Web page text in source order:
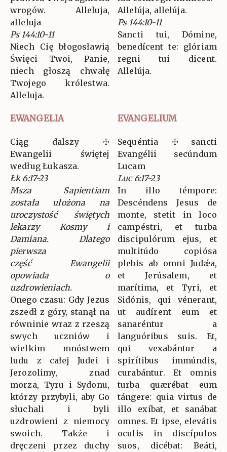
wrogów. Alleluja,
alleluja
Ps 144:10-11
Niech Cię błogosławią
Święci Twoi, Panie,
niech głoszą chwałę
Twojego królestwa.
Alleluja.
Allelúja, allelúja.
Ps 144:10-11
Sancti tui, Dómine,
benedícent te: glóriam
regni tui dicent.
Allelúja.
EWANGELIA EVANGELIUM
Ciąg dalszy ☩
Ewangelii świętej
według Łukasza.
Łk 6:17-23
Msza Sapientiam
została ułożona na
uroczystość świętych
lekarzy Kosmy i
Damiana. Dlatego
pierwsza
część Ewangelii
opowiada o
uzdrowieniach.
Onego czasu: Gdy Jezus
zszedł z góry, stanął na
równinie wraz z rzeszą
swych uczniów i
wielkim mnóstwem
ludu z całej Judei i
Jerozolimy, znad
morza, Tyru i Sydonu,
którzy przybyli, aby Go
słuchali i byli
uzdrowieni z niemocy
swoich. Także i
dręczeni przez duchy
Sequéntia ☩ sancti
Evangélii secúndum
Lucam
Luc 6:17-23
In illo témpore:
Descéndens Jesus de
monte, stetit in loco
campéstri, et turba
discipulórum ejus, et
multitúdo copiósa
plebis ab omni Judǽa,
et Jerúsalem, et
marítima, et Tyri, et
Sidónis, qui vénerant,
ut audírent eum et
sanaréntur a
languóribus suis. Et,
qui vexabántur a
spirítibus immúndis,
curabántur. Et omnis
turba quærébat eum
tángere: quia virtus de
illo exíbat, et sanábat
omnes. Et ipse, elevátis
oculis in discípulos
suos, dicébat: Beáti,